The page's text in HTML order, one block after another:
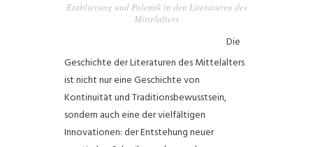
Etablierung und Polemik in den Literaturen des
Mittelalters
Die
Geschichte der Literaturen des Mittelalters
ist nicht nur eine Geschichte von
Kontinuität und Traditionsbewusstsein,
sondern auch eine der vielfältigen
Innovationen: der Entstehung neuer